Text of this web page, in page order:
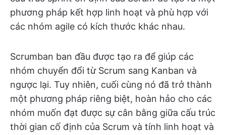
phương pháp kết hợp linh hoạt và phù hợp với
các nhóm agile có kích thước khác nhau.
Scrumban ban đầu được tạo ra để giúp các
nhóm chuyển đổi từ Scrum sang Kanban và
ngược lại. Tuy nhiên, cuối cùng nó đã trở thành
một phương pháp riêng biệt, hoàn hảo cho các
nhóm muốn đạt được sự cân bằng giữa cấu trúc
thời gian cố định của Scrum và tính linh hoạt và